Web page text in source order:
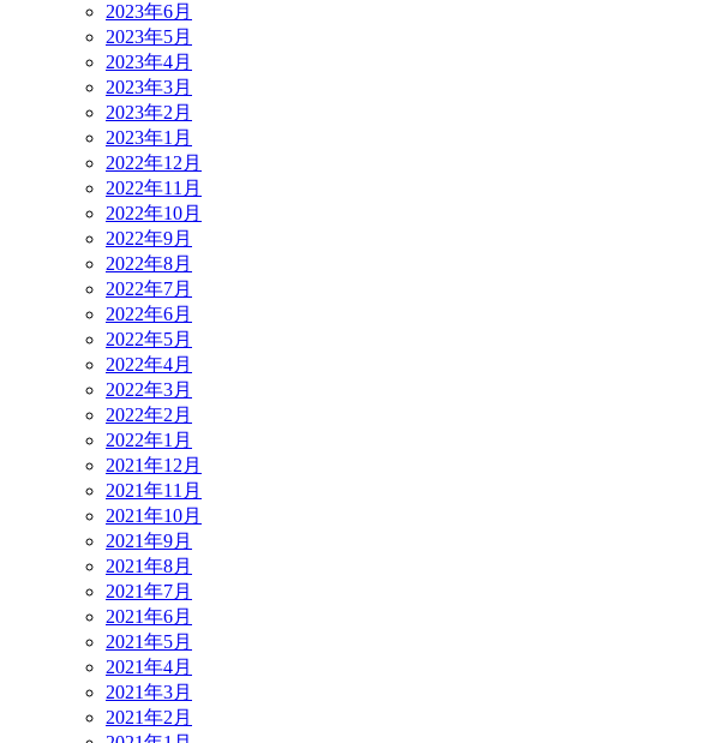
2023年6月
2023年5月
2023年4月
2023年3月
2023年2月
2023年1月
2022年12月
2022年11月
2022年10月
2022年9月
2022年8月
2022年7月
2022年6月
2022年5月
2022年4月
2022年3月
2022年2月
2022年1月
2021年12月
2021年11月
2021年10月
2021年9月
2021年8月
2021年7月
2021年6月
2021年5月
2021年4月
2021年3月
2021年2月